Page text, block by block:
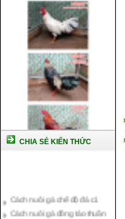
CHIA SẺ KIẾN THỨC
Cách nuôi gà đông tảo thuần
chủng
Kỹ thuật nuôi gà con mới nở